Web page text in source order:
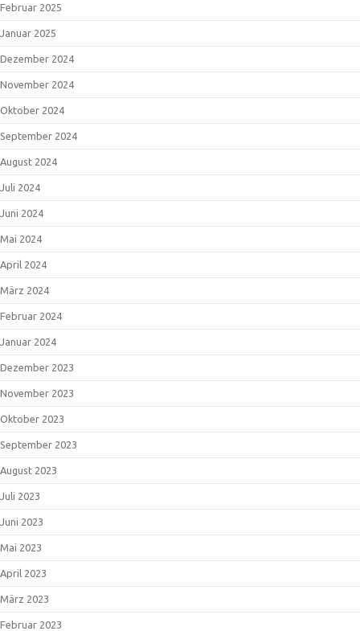
Februar 2025
Januar 2025
Dezember 2024
November 2024
Oktober 2024
September 2024
August 2024
Juli 2024
Juni 2024
Mai 2024
April 2024
März 2024
Februar 2024
Januar 2024
Dezember 2023
November 2023
Oktober 2023
September 2023
August 2023
Juli 2023
Juni 2023
Mai 2023
April 2023
März 2023
Februar 2023